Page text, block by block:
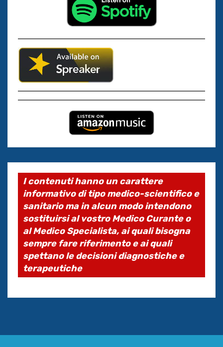
I contenuti hanno un carattere
informativo di tipo medico-scientifico e
sanitario ma in alcun modo intendono
sostituirsi al vostro Medico Curante o
al Medico Specialista, ai quali bisogna
sempre fare riferimento e ai quali
spettano le decisioni diagnostiche e
terapeutiche